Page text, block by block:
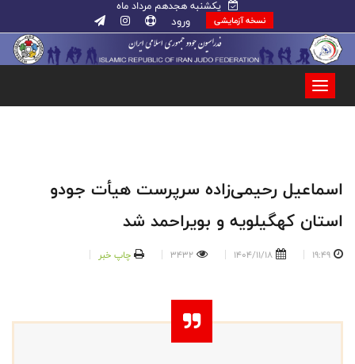
یکشنبه هجدهم مرداد ماه
نسخه آزمایشی ورود
اسماعیل رحیمی‌زاده سرپرست هیأت جودو
استان کهگیلویه و بویراحمد شد
19:49
1404/11/18
3432 چاپ خبر